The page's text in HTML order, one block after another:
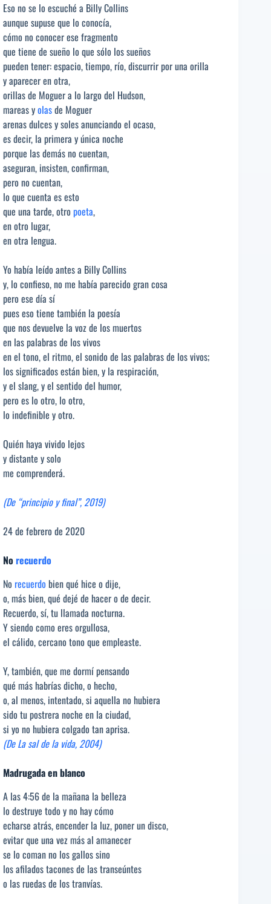
Eso no se lo escuché a Billy Collins
aunque supuse que lo conocía,
cómo no conocer ese fragmento
que tiene de sueño lo que sólo los sueños
pueden tener: espacio, tiempo, río, discurrir por una orilla
y aparecer en otra,
orillas de Moguer a lo largo del Hudson,
mareas yolasde Moguer
arenas dulces y soles anunciando el ocaso,
es decir, la primera y única noche
porque las demás no cuentan,
aseguran, insisten, confirman,
pero no cuentan,
lo que cuenta es esto
que una tarde, otro poeta,
en otro lugar,
en otra lengua.
Yo había leído antes a Billy Collins
y, lo confieso, no me había parecido gran cosa
pero ese día sí
pues eso tiene también la poesía
que nos devuelve la voz de los muertos
en las palabras de los vivos
en el tono, el ritmo, el sonido de las palabras de los vivos;
los significados están bien, y la respiración,
y el slang, y el sentido del humor,
pero es lo otro, lo otro,
lo indefinible y otro.
Quién haya vivido lejos
y distante y solo
me comprenderá.
(De “principio y final”, 2019)
24 de febrero de 2020
Norecuerdo
No recuerdo bien qué hice o dije,
o, más bien, qué dejé de hacer o de decir.
Recuerdo, sí, tu llamada nocturna.
Y siendo como eres orgullosa,
el cálido, cercano tono que empleaste.
Y, también, que me dormí pensando
qué más habrías dicho, o hecho,
o, al menos, intentado, si aquella no hubiera
sido tu postrera noche en la ciudad,
si yo no hubiera colgado tan aprisa.
(De La sal de la vida, 2004)
Madrugada en blanco
A las 4:56 de la mañana la belleza
lo destruye todo y no hay cómo
echarse atrás, encender la luz, poner un disco,
evitar que una vez más al amanecer
se lo coman no los gallos sino
los afilados tacones de las transeúntes
o las ruedas de los tranvías.